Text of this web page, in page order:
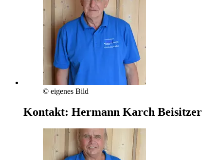
© eigenes Bild
Kontakt: Hermann Karch Beisitzer